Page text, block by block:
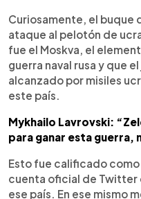
Curiosamente, el buque
ataque al pelotón de
fue el Moskva, el
guerra naval rusa y que
alcanzado por misiles
este país.
Mykhailo Lavrovski:
para ganar esta guerra,
Esto fue calificado
cuenta oficial de Twitter
ese país. En ese mismo